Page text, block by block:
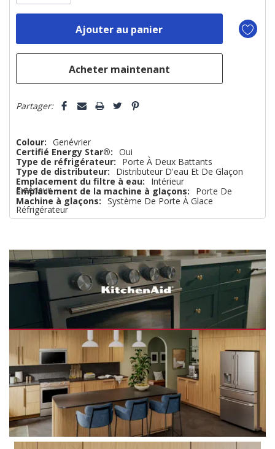
plus
Partager:
Colour: Genévrier
Certifié Energy Star®: Oui
Type de réfrigérateur:
Porte À Deux Battants
Type de distributeur:
Distributeur D'eau Et De Glaçon
Extérieur
Emplacement du filtre à eau:
Intérieur
Emplacement de la machine à glaçons:
Porte De
Réfrigérateur
Machine à glaçons: Système De Porte À Glace